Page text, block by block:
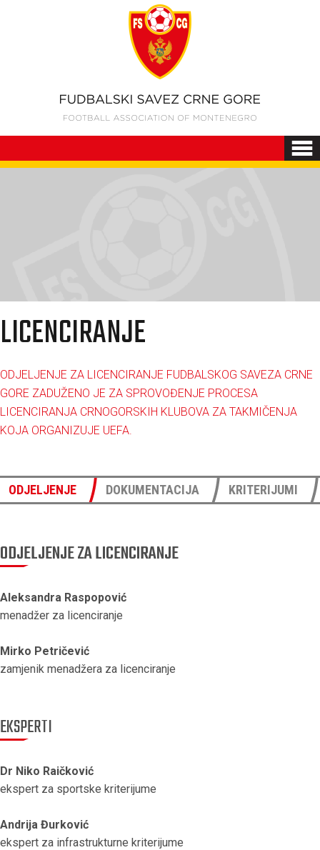
LICENCIRANJE
ODJELJENJE ZA LICENCIRANJE FUDBALSKOG SAVEZA CRNE
GORE ZADUŽENO JE ZA SPROVOĐENJE PROCESA
LICENCIRANJA CRNOGORSKIH KLUBOVA ZA TAKMIČENJA
KOJA ORGANIZUJE UEFA.
ODJELJENJE DOKUMENTACIJA KRITERIJUMI
ODJELJENJE ZA LICENCIRANJE
Aleksandra Raspopović
menadžer za licenciranje
Mirko Petričević
zamjenik menadžera za licenciranje
EKSPERTI
Dr Niko Raičković
ekspert za sportske kriterijume
Andrija Đurković
ekspert za infrastrukturne kriterijume